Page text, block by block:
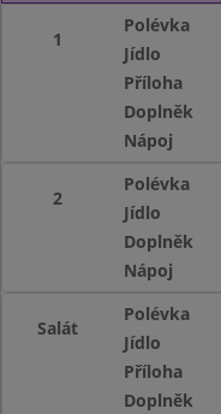
1
Polévka
Jídlo
Příloha
Doplněk
Nápoj
2
Polévka
Jídlo
Doplněk
Nápoj
Salát
Polévka
Jídlo
Příloha
Doplněk